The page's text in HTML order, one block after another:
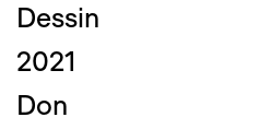
Dessin
2021
Don